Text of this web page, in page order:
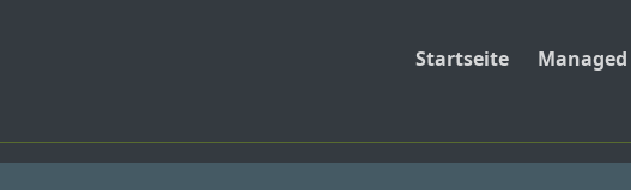
Startseite Managed